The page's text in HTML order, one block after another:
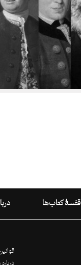
قفسۀ کتاب‌ها